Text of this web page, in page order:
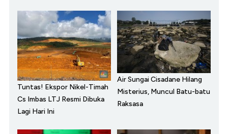
Tuntas! Ekspor Nikel-Timah
Cs Imbas LTJ Resmi Dibuka
Lagi Hari Ini
Air Sungai Cisadane Hilang
Misterius, Muncul Batu-batu
Raksasa